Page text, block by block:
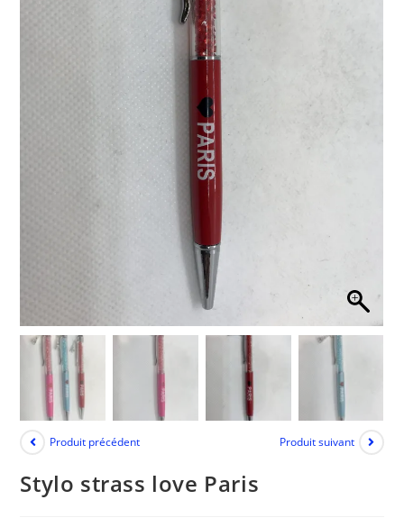
Produit précédent Produit suivant
Stylo strass love Paris